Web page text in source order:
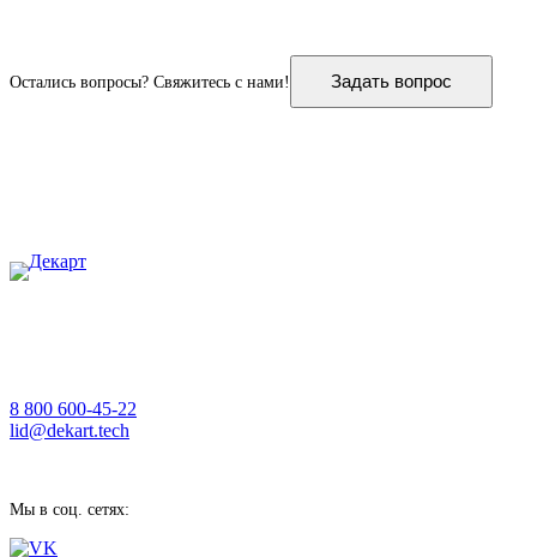
Остались вопросы? Свяжитесь с нами! Задать вопрос
8 800 600-45-22
lid@dekart.tech
Мы в соц. сетях: